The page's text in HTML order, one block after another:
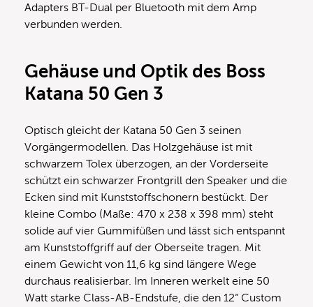
Adapters BT-Dual per Bluetooth mit dem Amp
verbunden werden.
Gehäuse und Optik des Boss
Katana 50 Gen 3
Optisch gleicht der Katana 50 Gen 3 seinen
Vorgängermodellen. Das Holzgehäuse ist mit
schwarzem Tolex überzogen, an der Vorderseite
schützt ein schwarzer Frontgrill den Speaker und die
Ecken sind mit Kunststoffschonern bestückt. Der
kleine Combo (Maße: 470 x 238 x 398 mm) steht
solide auf vier Gummifüßen und lässt sich entspannt
am Kunststoffgriff auf der Oberseite tragen. Mit
einem Gewicht von 11,6 kg sind längere Wege
durchaus realisierbar. Im Inneren werkelt eine 50
Watt starke Class-AB-Endstufe, die den 12“ Custom